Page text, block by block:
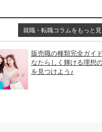
販売職の種類完全ガイ
なたらしく輝ける理想
を見つけよう♪
就職・転職コラムをもっと